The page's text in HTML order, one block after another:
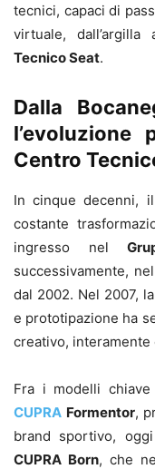
tecnici, capaci di
virtuale, dall’argilla
Tecnico Seat.
Dalla
l’evoluzione
Centro
In cinque decenni,
costante
ingresso nel
successivamente,
dal 2002. Nel 2007,
e prototipazione ha
creativo, interamente
Fra i modelli
CUPRA Formentor,
brand sportivo,
CUPRA Born, che